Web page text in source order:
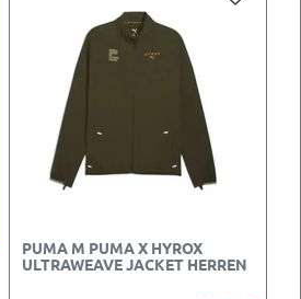
PUMA M PUMA X HYROX
ULTRAWEAVE JACKET HERREN